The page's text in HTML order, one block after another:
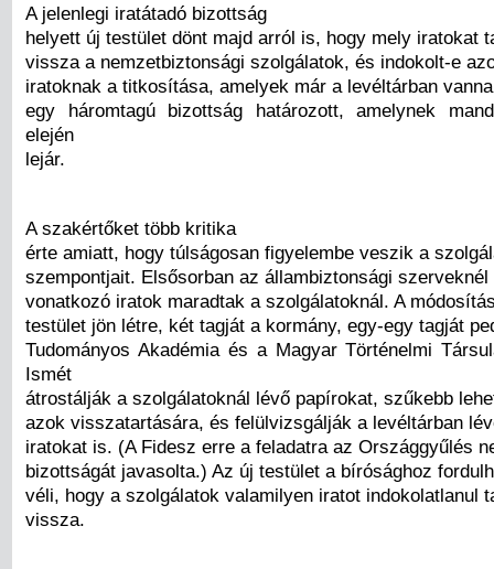
A jelenlegi iratátadó bizottság
helyett új testület dönt majd arról is, hogy mely iratokat
vissza a nemzetbiztonsági szolgálatok, és indokolt-e
iratoknak a titkosítása, amelyek már a levéltárban
egy háromtagú bizottság határozott, amelynek
elején
lejár.
A szakértőket több kritika
érte amiatt, hogy túlságosan figyelembe veszik a
szempontjait. Elsősorban az állambiztonsági szerveknél
vonatkozó iratok maradtak a szolgálatoknál. A
testület jön létre, két tagját a kormány, egy-egy tagját
Tudományos Akadémia és a Magyar Történelmi
Ismét
átrostálják a szolgálatoknál lévő papírokat, szűkebb
azok visszatartására, és felülvizsgálják a levéltárban
iratokat is. (A Fidesz erre a feladatra az Országgyűlés
bizottságát javasolta.) Az új testület a bírósághoz
véli, hogy a szolgálatok valamilyen iratot indokolatlanul
vissza.